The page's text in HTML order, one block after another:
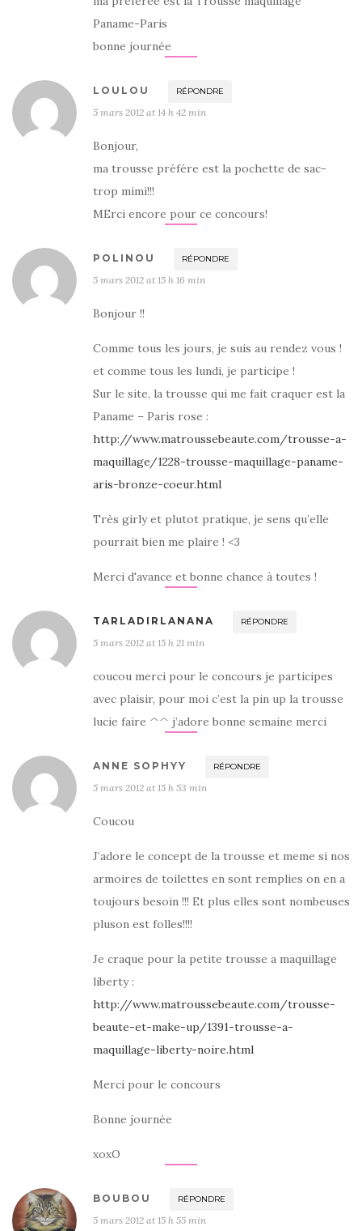
Paname-Paris
bonne journée
LOULOU RÉPONDRE
5 mars 2012 at 14 h 42 min
Bonjour,
ma trousse préfére est la pochette de sac-
trop mimi!!!
MErci encore pour ce concours!
POLINOU RÉPONDRE
5 mars 2012 at 15 h 16 min
Bonjour !!
Comme tous les jours, je suis au rendez vous !
et comme tous les lundi, je participe !
Sur le site, la trousse qui me fait craquer est la
Paname – Paris rose :
http://www.matroussebeaute.com/trousse-a-
maquillage/1228-trousse-maquillage-paname-
aris-bronze-coeur.html
Très girly et plutot pratique, je sens qu’elle
pourrait bien me plaire ! <3
Merci d'avance et bonne chance à toutes !
TARLADIRLANANA RÉPONDRE
5 mars 2012 at 15 h 21 min
coucou merci pour le concours je participes
avec plaisir, pour moi c’est la pin up la trousse
lucie faire ^^ j’adore bonne semaine merci
ANNE SOPHYY RÉPONDRE
5 mars 2012 at 15 h 53 min
Coucou
J’adore le concept de la trousse et meme si nos
armoires de toilettes en sont remplies on en a
toujours besoin !!! Et plus elles sont nombeuses
pluson est folles!!!!
Je craque pour la petite trousse a maquillage
liberty :
http://www.matroussebeaute.com/trousse-
beaute-et-make-up/1391-trousse-a-
maquillage-liberty-noire.html
Merci pour le concours
Bonne journée
xoxO
BOUBOU RÉPONDRE
5 mars 2012 at 15 h 55 min